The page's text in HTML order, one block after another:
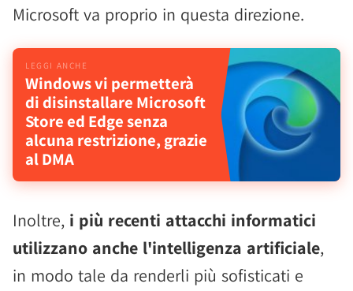
Microsoft va proprio in questa direzione.
Windows vi permetterà
di disinstallare Microsoft
Store ed Edge senza
alcuna restrizione, grazie
al DMA
Inoltre, i più recenti attacchi informatici
utilizzano anche l'intelligenza artificiale,
in modo tale da renderli più sofisticati e